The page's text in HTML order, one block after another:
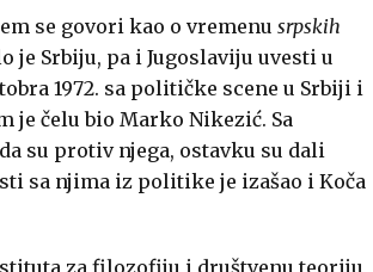
se govori kao o vremenu srpskih
je Srbiju, pa i Jugoslaviju uvesti u
1972. sa političke scene u Srbiji i
je čelu bio Marko Nikezić. Sa
su protiv njega, ostavku su dali
sa njima iz politike je izašao i Koča